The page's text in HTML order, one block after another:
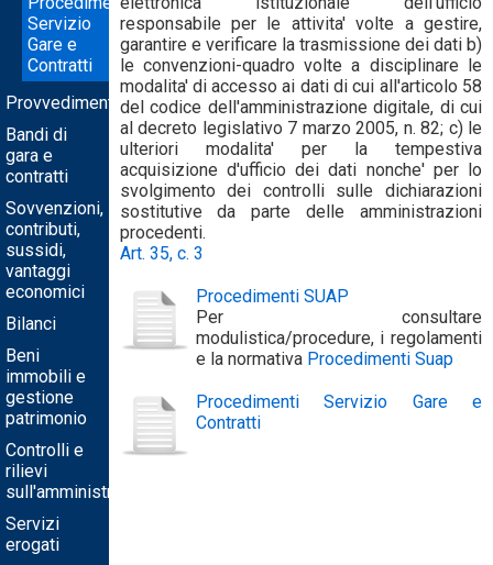
Servizio
Gare e
Contratti
Provvedimenti
Bandi di
gara e
contratti
Sovvenzioni,
contributi,
sussidi,
vantaggi
economici
Bilanci
Beni
immobili e
gestione
patrimonio
Controlli e
rilievi
sull'amministrazione
Servizi
erogati
responsabile per le attivita' volte a gestire,
garantire e verificare la trasmissione dei dati b)
le convenzioni-quadro volte a disciplinare le
modalita' di accesso ai dati di cui all'articolo 58
del codice dell'amministrazione digitale, di cui
al decreto legislativo 7 marzo 2005, n. 82; c) le
ulteriori modalita' per la tempestiva
acquisizione d'ufficio dei dati nonche' per lo
svolgimento dei controlli sulle dichiarazioni
sostitutive da parte delle amministrazioni
procedenti.
Art. 35, c. 3
Procedimenti SUAP
Per consultare
modulistica/procedure, i regolamenti
e la normativa Procedimenti Suap
Procedimenti Servizio Gare e
Contratti